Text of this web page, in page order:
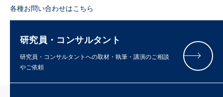
各種お問い合わせはこちら
研究員・コンサルタント
研究員・コンサルタントへの取材・執筆・講演のご相談
やご依頼